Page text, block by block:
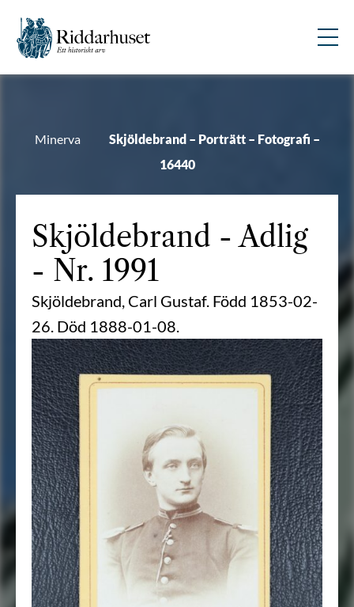
Minerva
Skjöldebrand – Porträtt – Fotografi –
16440
Skjöldebrand - Adlig
- Nr. 1991
Skjöldebrand, Carl Gustaf. Född 1853-02-
26. Död 1888-01-08.